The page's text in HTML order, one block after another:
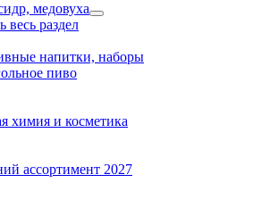
медовуха
весь раздел
напитки, наборы
пиво
химия и косметика
ассортимент 2027